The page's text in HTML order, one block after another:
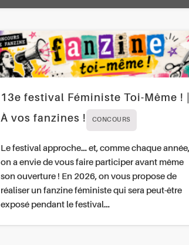
13e festival Féministe Toi-Même !
À vos fanzines !
CONCOURS
Le festival approche… et, comme chaque année,
on a envie de vous faire participer avant même
son ouverture ! En 2026, on vous propose de
réaliser un fanzine féministe qui sera peut-être
exposé pendant le festival…